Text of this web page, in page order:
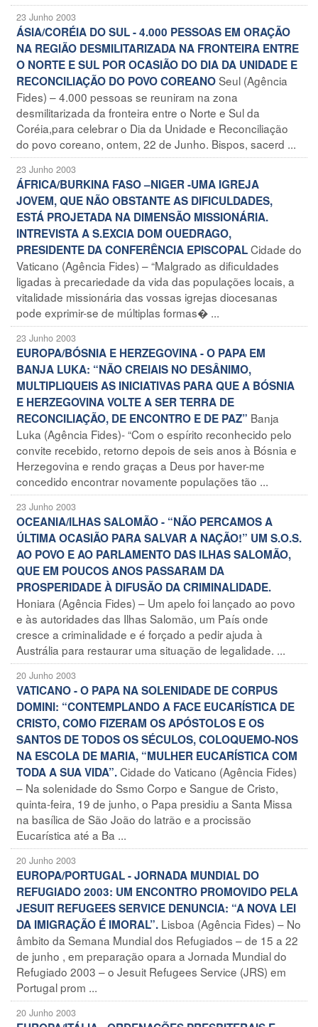
23 Junho 2003
ÁSIA/CORÉIA DO SUL - 4.000 PESSOAS EM ORAÇÃO
NA REGIÃO DESMILITARIZADA NA FRONTEIRA ENTRE
O NORTE E SUL POR OCASIÃO DO DIA DA UNIDADE E
RECONCILIAÇÃO DO POVO COREANOSeul (Agência
Fides) – 4.000 pessoas se reuniram na zona
desmilitarizada da fronteira entre o Norte e Sul da
Coréia,para celebrar o Dia da Unidade e Reconciliação
do povo coreano, ontem, 22 de Junho. Bispos, sacerd ...
23 Junho 2003
ÁFRICA/BURKINA FASO –NIGER -UMA IGREJA
JOVEM, QUE NÃO OBSTANTE AS DIFICULDADES,
ESTÁ PROJETADA NA DIMENSÃO MISSIONÁRIA.
INTREVISTA A S.EXCIA DOM OUEDRAGO,
PRESIDENTE DA CONFERÊNCIA EPISCOPALCidade do
Vaticano (Agência Fides) – “Malgrado as dificuldades
ligadas à precariedade da vida das populações locais, a
vitalidade missionária das vossas igrejas diocesanas
pode exprimir-se de múltiplas formas� ...
23 Junho 2003
EUROPA/BÓSNIA E HERZEGOVINA - O PAPA EM
BANJA LUKA: “NÃO CREIAIS NO DESÂNIMO,
MULTIPLIQUEIS AS INICIATIVAS PARA QUE A BÓSNIA
E HERZEGOVINA VOLTE A SER TERRA DE
RECONCILIAÇÃO, DE ENCONTRO E DE PAZ” Banja
Luka (Agência Fides)- “Com o espírito reconhecido pelo
convite recebido, retorno depois de seis anos à Bósnia e
Herzegovina e rendo graças a Deus por haver-me
concedido encontrar novamente populações tão ...
23 Junho 2003
OCEANIA/ILHAS SALOMÃO - “NÃO PERCAMOS A
ÚLTIMA OCASIÃO PARA SALVAR A NAÇÃO!” UM S.O.S.
AO POVO E AO PARLAMENTO DAS ILHAS SALOMÃO,
QUE EM POUCOS ANOS PASSARAM DA
PROSPERIDADE À DIFUSÃO DA CRIMINALIDADE.
Honiara (Agência Fides) – Um apelo foi lançado ao povo
e às autoridades das Ilhas Salomão, um País onde
cresce a criminalidade e é forçado a pedir ajuda à
Austrália para restaurar uma situação de legalidade. ...
20 Junho 2003
VATICANO - O PAPA NA SOLENIDADE DE CORPUS
DOMINI: “CONTEMPLANDO A FACE EUCARÍSTICA DE
CRISTO, COMO FIZERAM OS APÓSTOLOS E OS
SANTOS DE TODOS OS SÉCULOS, COLOQUEMO-NOS
NA ESCOLA DE MARIA, “MULHER EUCARÍSTICA COM
TODA A SUA VIDA”.Cidade do Vaticano (Agência Fides)
– Na solenidade do Ssmo Corpo e Sangue de Cristo,
quinta-feira, 19 de junho, o Papa presidiu a Santa Missa
na basílica de São João do latrão e a procissão
Eucarística até a Ba ...
20 Junho 2003
EUROPA/PORTUGAL - JORNADA MUNDIAL DO
REFUGIADO 2003: UM ENCONTRO PROMOVIDO PELA
JESUIT REFUGEES SERVICE DENUNCIA: “A NOVA LEI
DA IMIGRAÇÃO É IMORAL”. Lisboa (Agência Fides) – No
âmbito da Semana Mundial dos Refugiados – de 15 a 22
de junho , em preparação opara a Jornada Mundial do
Refugiado 2003 – o Jesuit Refugees Service (JRS) em
Portugal prom ...
20 Junho 2003